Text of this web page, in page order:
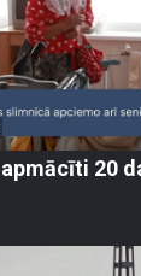
20